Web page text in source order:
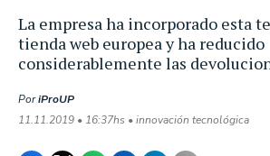
La empresa ha incorporado esta
tienda web europea y ha reducido
considerablemente las
PoriProUP
11.11.2019 • 16:37hs • innovación tecnológica